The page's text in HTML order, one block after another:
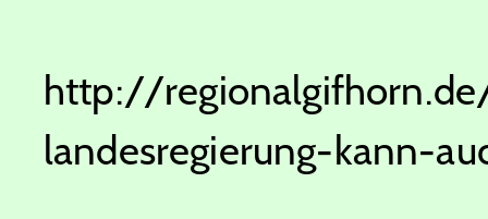
http://
landesregierung-kann-